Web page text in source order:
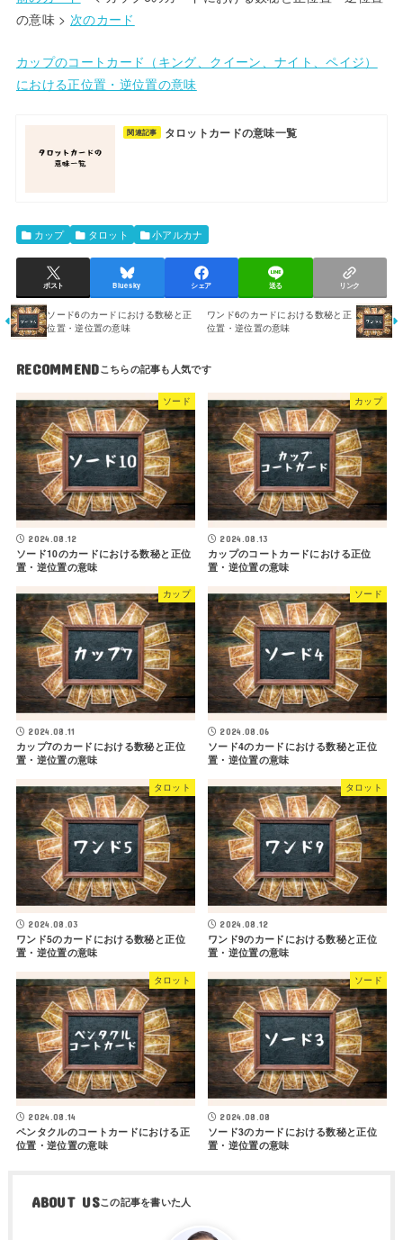
の意味 > 次のカード
カップのコートカード（キング、クイーン、ナイト、ペイジ）
における正位置・逆位置の意味
関連記事 タロットカードの意味一覧
カップ タロット 小アルカナ
ポスト Bluesky シェア 送る リンク
ソード6のカードにおける数秘と正
位置・逆位置の意味
ワンド6のカードにおける数秘と正
位置・逆位置の意味
RECOMMEND
ソード
2024.08.12
ソード10のカードにおける数秘と正位
置・逆位置の意味
カップ
2024.08.13
カップのコートカードにおける正位
置・逆位置の意味
カップ
2024.08.11
カップ7のカードにおける数秘と正位
置・逆位置の意味
ソード
2024.08.06
ソード4のカードにおける数秘と正位
置・逆位置の意味
タロット
2024.08.03
ワンド5のカードにおける数秘と正位
置・逆位置の意味
タロット
2024.08.12
ワンド9のカードにおける数秘と正位
置・逆位置の意味
タロット
2024.08.14
ペンタクルのコートカードにおける正
位置・逆位置の意味
ソード
2024.08.08
ソード3のカードにおける数秘と正位
置・逆位置の意味
ABOUT US